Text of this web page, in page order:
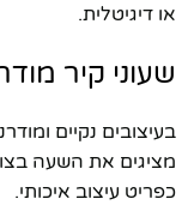
או דיגיטלית.
שעוני קיר
בעיצובים נקיים
מציגים את השעה
כפריט עיצוב איכותי.